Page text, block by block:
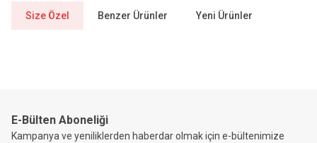
Size Özel Benzer Ürünler Yeni Ürünler
E-Bülten Aboneliği
Kampanya ve yeniliklerden haberdar olmak için e-bültenimize